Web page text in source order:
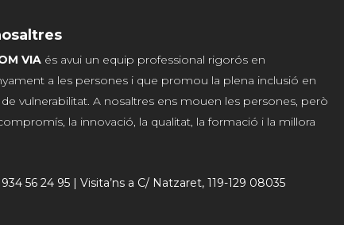
VIA és avui un equip professional rigorós en
a les persones i que promou la plena inclusió en
vulnerabilitat. A nosaltres ens mouen les persones, però
la innovació, la qualitat, la formació i la millora
934 56 24 95 | Visita’ns a C/ Natzaret, 119-129 08035